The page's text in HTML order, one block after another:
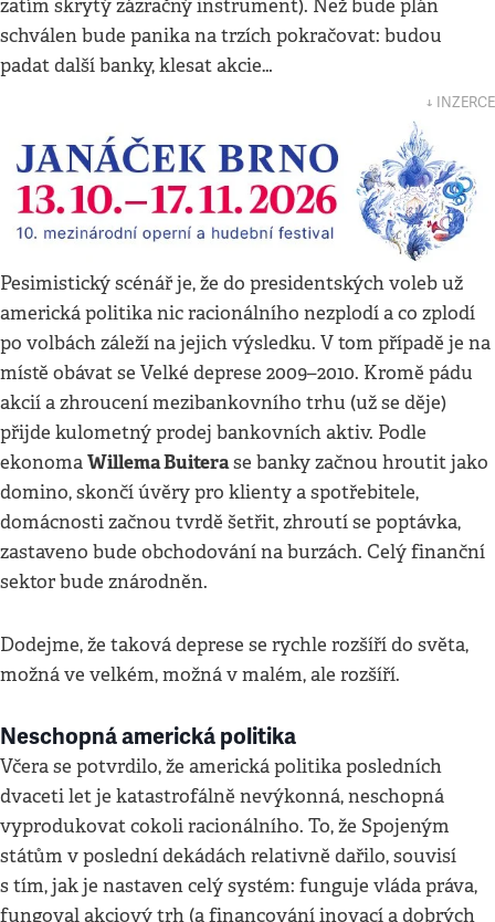
zatím skrytý zázračný instrument). Než bude plán
schválen bude panika na trzích pokračovat: budou
padat další banky, klesat akcie…
↓ INZERCE
Pesimistický scénář je, že do presidentských voleb už
americká politika nic racionálního nezplodí a co zplodí
po volbách záleží na jejich výsledku. V tom případě je na
místě obávat se Velké deprese 2009–2010. Kromě pádu
akcií a zhroucení mezibankovního trhu (už se děje)
přijde kulometný prodej bankovních aktiv. Podle
ekonomaWillema Buiterase banky začnou hroutit jako
domino, skončí úvěry pro klienty a spotřebitele,
domácnosti začnou tvrdě šetřit, zhroutí se poptávka,
zastaveno bude obchodování na burzách. Celý finanční
sektor bude znárodněn.
Dodejme, že taková deprese se rychle rozšíří do světa,
možná ve velkém, možná v malém, ale rozšíří.
Neschopná americká politika
Včera se potvrdilo, že americká politika posledních
dvaceti let je katastrofálně nevýkonná, neschopná
vyprodukovat cokoli racionálního. To, že Spojeným
státům v poslední dekádách relativně dařilo, souvisí
s tím, jak je nastaven celý systém: funguje vláda práva,
fungoval akciový trh (a financování inovací a dobrých